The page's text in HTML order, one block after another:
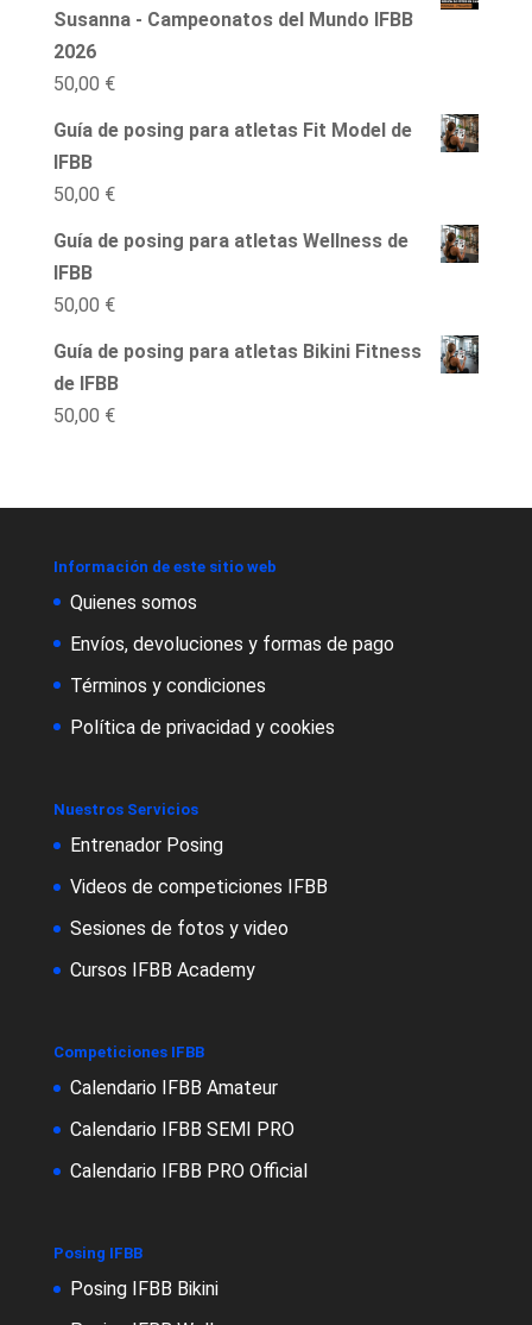
Susanna - Campeonatos del Mundo IFBB
2026
50,00 €
Guía de posing para atletas Fit Model de
IFBB
50,00 €
Guía de posing para atletas Wellness de
IFBB
50,00 €
Guía de posing para atletas Bikini Fitness
de IFBB
50,00 €
Información de este sitio web
Quienes somos
Envíos, devoluciones y formas de pago
Términos y condiciones
Política de privacidad y cookies
Nuestros Servicios
Entrenador Posing
Videos de competiciones IFBB
Sesiones de fotos y video
Cursos IFBB Academy
Competiciones IFBB
Calendario IFBB Amateur
Calendario IFBB SEMI PRO
Calendario IFBB PRO Official
Posing IFBB
Posing IFBB Bikini